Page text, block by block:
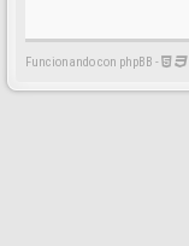
Funcionando con phpBB -